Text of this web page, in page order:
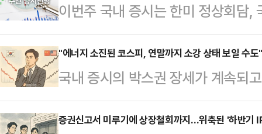
이번주 국내 증시는 한미 정상회담,
표 등에 영향을 받을 것으로 보인다
3000~3280선을 제시했다.24일
지수는 전 거래일 대비 26.99포
다. 지난주(8월 18~22일) 코스피
에서 움직였다.도널드 트럼프 미국
"에너지 소진된 코스피, 연말까지 소강 상태 보일 수
국내 증시의 박스권 장세가 계속되
시장에서 해외 ETF가 순위권을 휩
말까지 소강 상태를 보일 수 있다는
증권신고서 미루기에 상장철회까지…위축된 '하반기